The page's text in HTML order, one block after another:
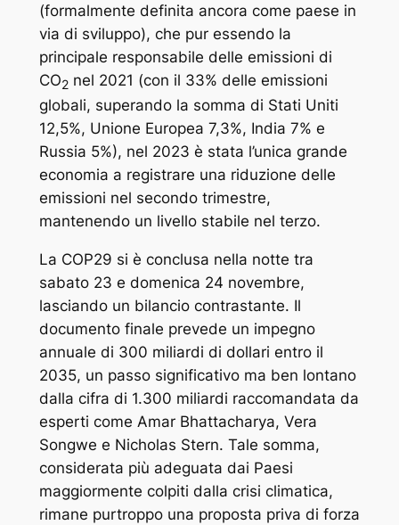
(formalmente definita ancora come paese in
via di sviluppo), che pur essendo la
principale responsabile delle emissioni di
CO2nel 2021 (con il 33% delle emissioni
globali, superando la somma di Stati Uniti
12,5%, Unione Europea 7,3%, India 7% e
Russia 5%), nel 2023 è stata l’unica grande
economia a registrare una riduzione delle
emissioni nel secondo trimestre,
mantenendo un livello stabile nel terzo.
La COP29 si è conclusa nella notte tra
sabato 23 e domenica 24 novembre,
lasciando un bilancio contrastante. Il
documento finale prevede un impegno
annuale di 300 miliardi di dollari entro il
2035, un passo significativo ma ben lontano
dalla cifra di 1.300 miliardi raccomandata da
esperti come Amar Bhattacharya, Vera
Songwe e Nicholas Stern. Tale somma,
considerata più adeguata dai Paesi
maggiormente colpiti dalla crisi climatica,
rimane purtroppo una proposta priva di forza